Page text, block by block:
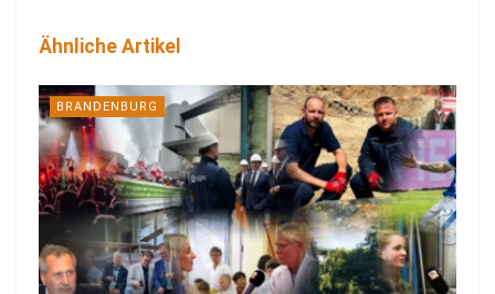
Ähnliche Artikel
BRANDENBURG